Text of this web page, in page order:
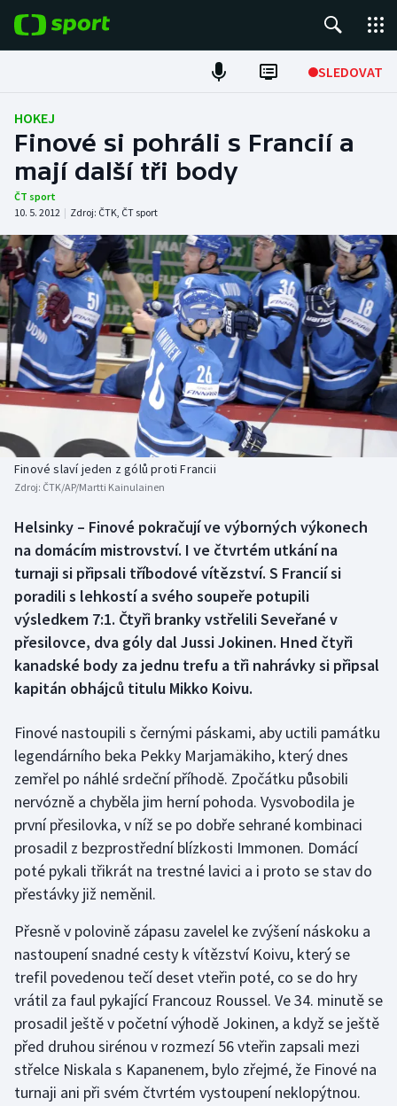
SLEDOVAT
ME v atletice
ME v plavání
Fotbal
Hokej
Tenis
DALŠÍ SPORTY
Americký fotbal
Atletika
Baseball a softbal
Basketbal
Biatlon
Boby a skeleton
Box
Curling
Dostihy
Florbal
Futsal
Golf
Gymnastika
Házená
Jezdectví
Judo
Krasobruslení
NEPŘEHLÉDNĚTE
Soutěže
Historické návraty
Aplikace ČT sport
AZ kvíz
HOKEJ
Finové si pohráli s Francií a
mají další tři body
ČT sport
10. 5. 2012 | Zdroj: ČTK, ČT sport
Finové slaví jeden z gólů proti Francii
Zdroj: ČTK/AP/Martti Kainulainen
Helsinky – Finové pokračují ve výborných výkonech
na domácím mistrovství. I ve čtvrtém utkání na
turnaji si připsali tříbodové vítězství. S Francií si
poradili s lehkostí a svého soupeře potupili
výsledkem 7:1. Čtyři branky vstřelili Seveřané v
přesilovce, dva góly dal Jussi Jokinen. Hned čtyři
kanadské body za jednu trefu a tři nahrávky si připsal
kapitán obhájců titulu Mikko Koivu.
Finové nastoupili s černými páskami, aby uctili památku
legendárního beka Pekky Marjamäkiho, který dnes
zemřel po náhlé srdeční příhodě. Zpočátku působili
nervózně a chyběla jim herní pohoda. Vysvobodila je
první přesilovka, v níž se po dobře sehrané kombinaci
prosadil z bezprostřední blízkosti Immonen. Domácí
poté pykali třikrát na trestné lavici a i proto se stav do
přestávky již neměnil.
Přesně v polovině zápasu zavelel ke zvýšení náskoku a
nastoupení snadné cesty k vítězství Koivu, který se
trefil povedenou tečí deset vteřin poté, co se do hry
vrátil za faul pykající Francouz Roussel. Ve 34. minutě se
prosadil ještě v početní výhodě Jokinen, a když se ještě
před druhou sirénou v rozmezí 56 vteřin zapsali mezi
střelce Niskala s Kapanenem, bylo zřejmé, že Finové na
turnaji ani při svém čtvrtém vystoupení neklopýtnou.